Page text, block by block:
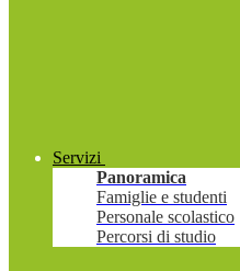
Servizi
Panoramica
Famiglie e studenti
Personale scolastico
Percorsi di studio